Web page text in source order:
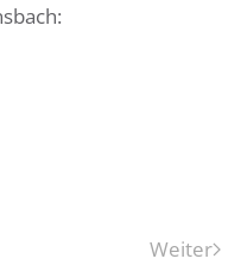
Weiter